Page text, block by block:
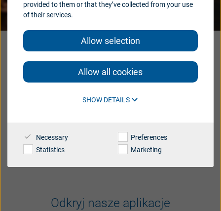
provided to them or that they’ve collected from your use
of their services.
Allow selection
Allow all cookies
SHOW DETAILS
Necessary
Preferences
Statistics
Marketing
Australia
Brazil Canada
Danmark Deutschland
France
International
Netherlands New Zealand
USA
Kontroluj swoje aparaty słuchowe
za pomocą aplikacji Beltone
słuchowymizfunkcją
Urządzenia zgodne z wymaganiami
Odkryj nasze aplikacje